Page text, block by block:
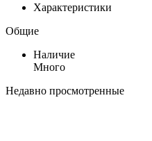
Характеристики
Общие
Наличие
Много
Недавно просмотренные